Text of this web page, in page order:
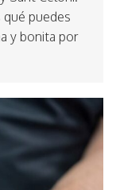
puedes
y bonita por